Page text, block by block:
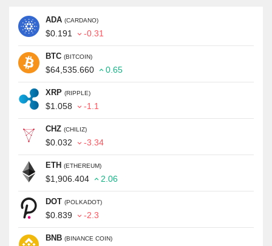
ADA (CARDANO)
$0.191 -0.31
BTC (BITCOIN)
$64,535.660 0.65
XRP (RIPPLE)
$1.058 -1.1
CHZ (CHILIZ)
$0.032 -3.34
ETH (ETHEREUM)
$1,906.404 2.06
DOT (POLKADOT)
$0.839 -2.3
BNB (BINANCE COIN)